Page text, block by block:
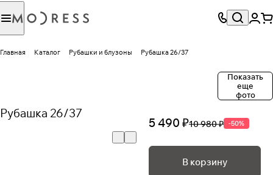
Главная Каталог Рубашки и блузоны Рубашка 26/37
Показать
еще
фото
Рубашка 26/37
5 490 ₽10 980 ₽ -50%
В корзину